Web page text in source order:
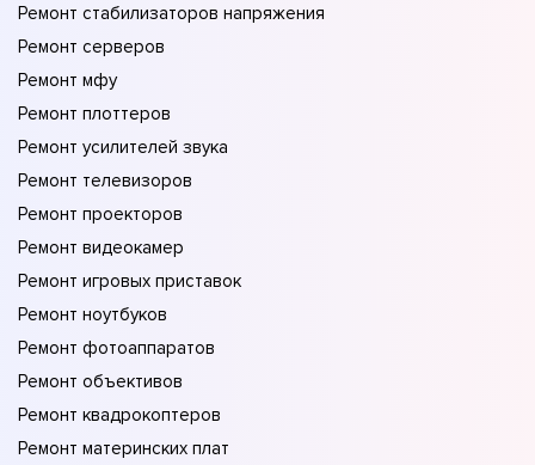
Ремонт стабилизаторов напряжения
Ремонт серверов
Ремонт мфу
Ремонт плоттеров
Ремонт усилителей звука
Ремонт телевизоров
Ремонт проекторов
Ремонт видеокамер
Ремонт игровых приставок
Ремонт ноутбуков
Ремонт фотоаппаратов
Ремонт объективов
Ремонт квадрокоптеров
Ремонт материнских плат